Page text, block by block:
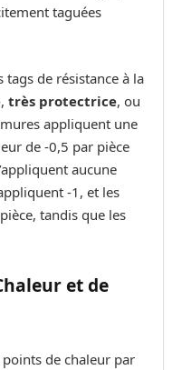
taguées
de résistance à la
, très protectrice, ou
appliquent une
de -0,5 par pièce
aucune
-1, et les
tandis que les
et de
de chaleur par